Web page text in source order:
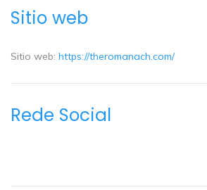
Sitio web
Sitio web: https://theromanach.com/
Rede Social